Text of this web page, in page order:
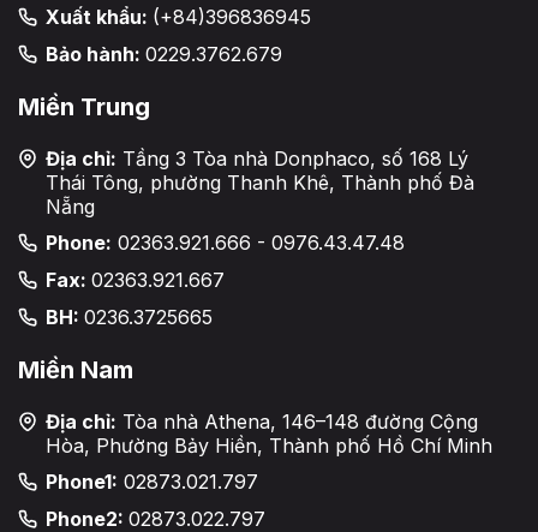
Xuất khẩu: (+84)396836945
Bảo hành: 0229.3762.679
Miền Trung
Địa chỉ: Tầng 3 Tòa nhà Donphaco, số 168 Lý
Thái Tông, phường Thanh Khê, Thành phố Đà
Nẵng
Phone: 02363.921.666 - 0976.43.47.48
Fax: 02363.921.667
BH: 0236.3725665
Miền Nam
Địa chỉ: Tòa nhà Athena, 146–148 đường Cộng
Hòa, Phường Bảy Hiền, Thành phố Hồ Chí Minh
Phone1: 02873.021.797
Phone2: 02873.022.797